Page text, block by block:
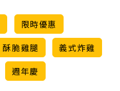
限時優惠
酥脆雞腿
義式炸雞
週年慶